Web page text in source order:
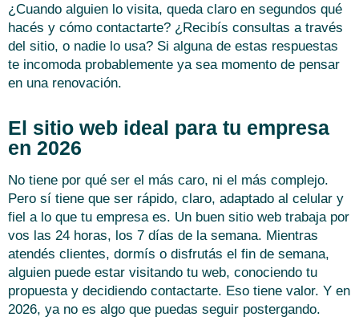
¿Cuando alguien lo visita, queda claro en segundos qué
hacés y cómo contactarte? ¿Recibís consultas a través
del sitio, o nadie lo usa? Si alguna de estas respuestas
te incomoda probablemente ya sea momento de pensar
en una renovación.
El sitio web ideal para tu empresa
en 2026
No tiene por qué ser el más caro, ni el más complejo.
Pero sí tiene que ser rápido, claro, adaptado al celular y
fiel a lo que tu empresa es. Un buen sitio web trabaja por
vos las 24 horas, los 7 días de la semana. Mientras
atendés clientes, dormís o disfrutás el fin de semana,
alguien puede estar visitando tu web, conociendo tu
propuesta y decidiendo contactarte. Eso tiene valor. Y en
2026, ya no es algo que puedas seguir postergando.